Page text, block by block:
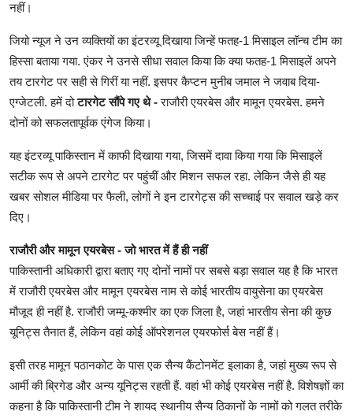
नहीं।
जियो न्यूज ने उन व्यक्तियों का इंटरव्यू दिखाया जिन्हें फतह-1 मिसाइल लॉन्च टीम का
हिस्सा बताया गया. एंकर ने उनसे सीधा सवाल किया कि क्या फतह-1 मिसाइलें अपने
तय टारगेट पर सही से गिरीं या नहीं. इसपर कैप्टन मुनीब जमाल ने जवाब दिया-
एग्जेटली. हमें दोटारगेट सौंपे गए थे -राजौरी एयरबेस और मामून एयरबेस. हमने
दोनों को सफलतापूर्वक एंगेज किया।
यह इंटरव्यू पाकिस्तान में काफी दिखाया गया, जिसमें दावा किया गया कि मिसाइलें
सटीक रूप से अपने टारगेट पर पहुंचीं और मिशन सफल रहा. लेकिन जैसे ही यह
खबर सोशल मीडिया पर फैली, लोगों ने इन टारगेट्स की सच्चाई पर सवाल खड़े कर
दिए।
राजौरी और मामून एयरबेस - जो भारत में हैं ही नहीं
पाकिस्तानी अधिकारी द्वारा बताए गए दोनों नामों पर सबसे बड़ा सवाल यह है कि भारत
में राजौरी एयरबेस और मामून एयरबेस नाम से कोई भारतीय वायुसेना का एयरबेस
मौजूद ही नहीं है. राजौरी जम्मू-कश्मीर का एक जिला है, जहां भारतीय सेना की कुछ
यूनिट्स तैनात हैं, लेकिन वहां कोई ऑपरेशनल एयरफोर्स बेस नहीं हैं।
इसी तरह मामून पठानकोट के पास एक सैन्य कैंटोनमेंट इलाका है, जहां मुख्य रूप से
आर्मी की ब्रिगेड और अन्य यूनिट्स रहती हैं. वहां भी कोई एयरबेस नहीं है. विशेषज्ञों का
कहना है कि पाकिस्तानी टीम ने शायद स्थानीय सैन्य ठिकानों के नामों को गलत तरीके